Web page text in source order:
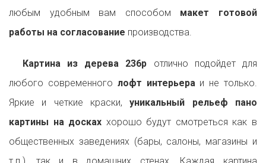
любым удобным вам способом макет готовой
работы на согласование производства.
Картина из дерева 236p отлично подойдет для
любого современного лофт интерьераи не только.
Яркие и четкие краски,уникальный рельеф пано
картины на досках хорошо будут смотреться как в
общественных заведениях (бары, салоны, магазины и